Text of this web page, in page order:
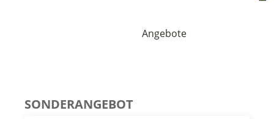
Angebote
SONDERANGEBOT